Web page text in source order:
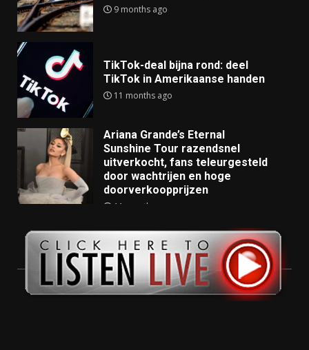
9 months ago
TikTok-deal bijna rond: deel
TikTok in Amerikaanse handen
11 months ago
Ariana Grande’s Eternal
Sunshine Tour razendsnel
uitverkocht, fans teleurgesteld
door wachtrijen en hoge
doorverkoopprijzen
11 months ago